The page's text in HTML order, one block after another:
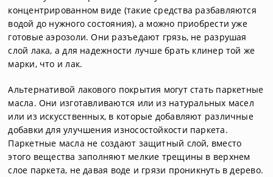
концентрированном виде (такие средства разбавляются
водой до нужного состояния), а можно приобрести уже
готовые аэрозоли. Они разъедают грязь, не разрушая
слой лака, а для надежности лучше брать клинер той же
марки, что и лак.
Альтернативой лакового покрытия могут стать паркетные
масла. Они изготавливаются или из натуральных масел
или из искусственных, в которые добавляют различные
добавки для улучшения износостойкости паркета.
Паркетные масла не создают защитный слой, вместо
этого вещества заполняют мелкие трещины в верхнем
слое паркета, не давая воде и грязи проникнуть в дерево.